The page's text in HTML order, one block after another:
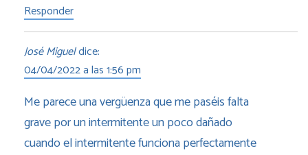
Responder
José Migueldice:
04/04/2022 a las 1:56 pm
Me parece una vergüenza que me paséis falta
grave por un intermitente un poco dañado
cuando el intermitente funciona perfectamente